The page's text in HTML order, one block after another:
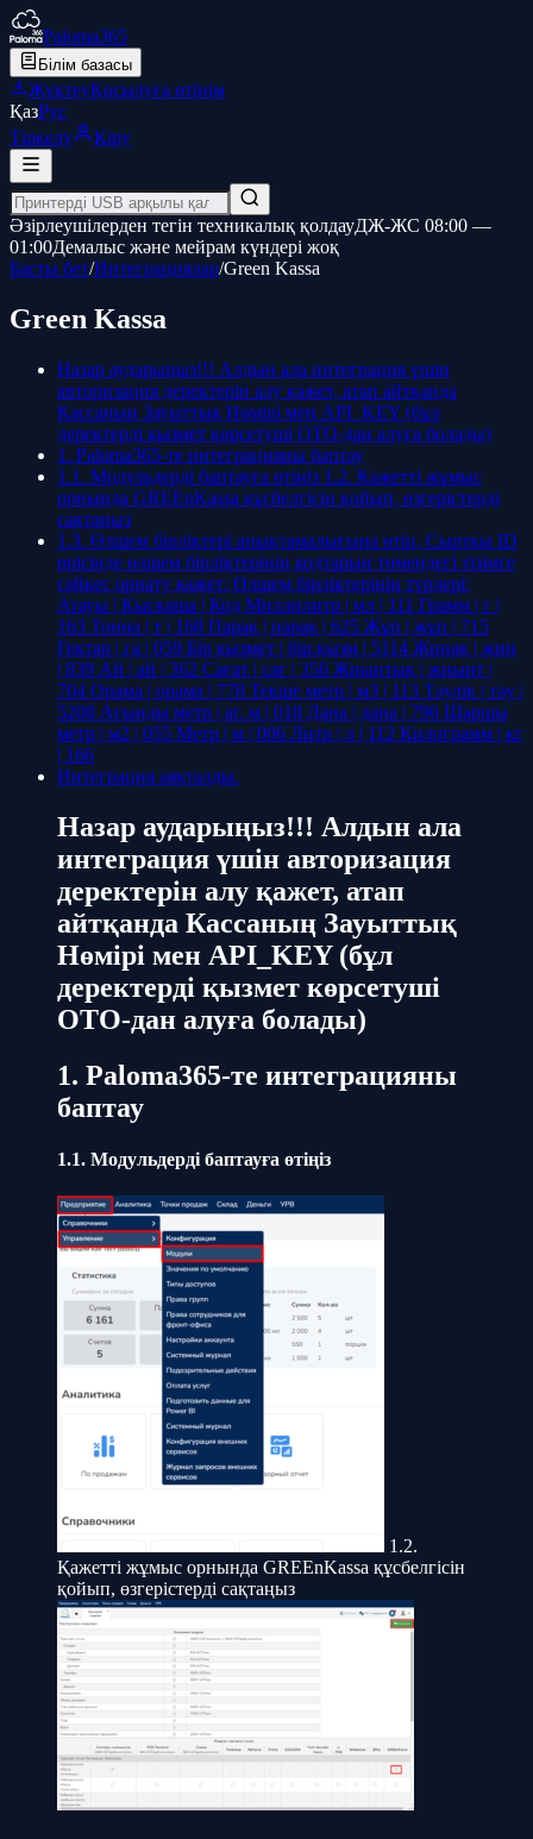
Paloma365
Білім базасы
ЖүктеуҚосылуға өтінім
ҚазРус
Тіркелу
Кіру
Әзірлеушілерден тегін техникалық қолдауДЖ-ЖС 08:00 —
01:00Демалыс және мейрам күндері жоқ
Басты бет/Интеграциялар/Green Kassa
Green Kassa
Назар аударыңыз!!! Алдын ала интеграция үшін
авторизация деректерін алу қажет, атап айтқанда
Кассаның Зауыттық Нөмірі мен API_KEY (бұл
деректерді қызмет көрсетуші ОТО-дан алуға болады)
1. Paloma365-те интеграцияны баптау
1.1. Модульдерді баптауға өтіңіз 1.2. Қажетті жұмыс
орнында GREEnKassa құсбелгісін қойып, өзгерістерді
сақтаңыз
1.3. Өлшем бірліктері анықтамалығына өтіп, Сыртқы ID
өрісінде өлшем бірліктерінің кодтарын төмендегі тізімге
сәйкес орнату қажет: Өлшем бірліктерінің түрлері:
Атауы | Қысқаша | Код Миллилитр | мл | 111 Грамм | г |
163 Тонна | т | 168 Парақ | парақ | 625 Жұп | жұп | 715
Гектар | га | 059 Бір қызмет | бір.қызм | 5114 Жинақ | жин
| 839 Ай | ай | 362 Сағат | сағ | 356 Жиынтық | жиынт |
704 Орама | орама | 778 Текше метр | м3 | 113 Тәулік | тәу |
5208 Ағынды метр | аг. м | 018 Дана | дана | 796 Шаршы
метр | м2 | 055 Метр | м | 006 Литр | л | 112 Килограмм | кг
| 166
Интеграция аяқталды.
Назар аударыңыз!!! Алдын ала
интеграция үшін авторизация
деректерін алу қажет, атап
айтқанда Кассаның Зауыттық
Нөмірі мен API_KEY (бұл
деректерді қызмет көрсетуші
ОТО-дан алуға болады)
1. Paloma365-те интеграцияны
баптау
1.1. Модульдерді баптауға өтіңіз
1.2.
Қажетті жұмыс орнында GREEnKassa құсбелгісін
қойып, өзгерістерді сақтаңыз